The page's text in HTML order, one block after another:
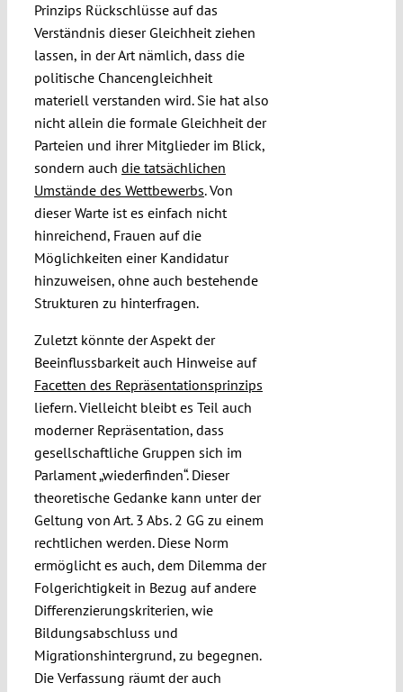
Prinzips Rückschlüsse auf das
Verständnis dieser Gleichheit ziehen
lassen, in der Art nämlich, dass die
politische Chancengleichheit
materiell verstanden wird. Sie hat also
nicht allein die formale Gleichheit der
Parteien und ihrer Mitglieder im Blick,
sondern auch die tatsächlichen
Umstände des Wettbewerbs. Von
dieser Warte ist es einfach nicht
hinreichend, Frauen auf die
Möglichkeiten einer Kandidatur
hinzuweisen, ohne auch bestehende
Strukturen zu hinterfragen.
Zuletzt könnte der Aspekt der
Beeinflussbarkeit auch Hinweise auf
Facetten des Repräsentationsprinzips
liefern. Vielleicht bleibt es Teil auch
moderner Repräsentation, dass
gesellschaftliche Gruppen sich im
Parlament „wiederfinden“. Dieser
theoretische Gedanke kann unter der
Geltung von Art. 3 Abs. 2 GG zu einem
rechtlichen werden. Diese Norm
ermöglicht es auch, dem Dilemma der
Folgerichtigkeit in Bezug auf andere
Differenzierungskriterien, wie
Bildungsabschluss und
Migrationshintergrund, zu begegnen.
Die Verfassung räumt der auch